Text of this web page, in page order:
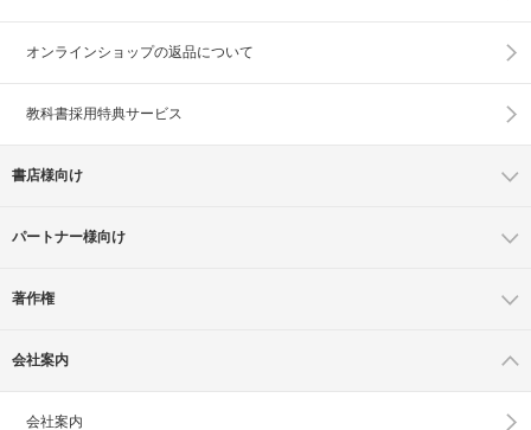
オンラインショップの返品について
教科書採用特典サービス
書店様向け
パートナー様向け
著作権
会社案内
会社案内